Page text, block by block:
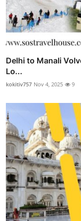
Delhi to Manali
Lo...
kokitiv757 Nov 4, 2025 9